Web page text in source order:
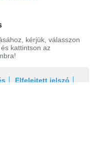
kérjük, válasszon
kattintson az
Elfelejtett jelszó